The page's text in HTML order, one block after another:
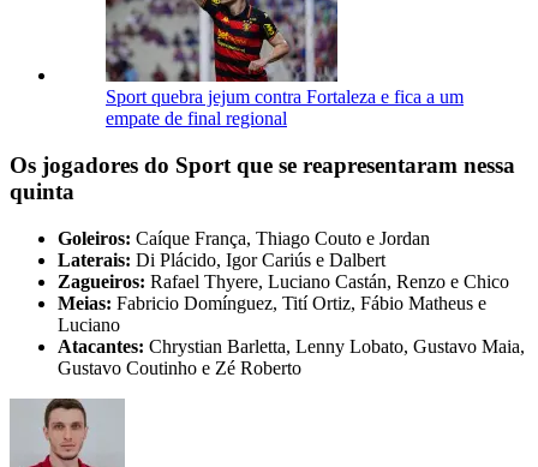
Sport quebra jejum contra Fortaleza e fica a um
empate de final regional
Os jogadores do Sport que se reapresentaram nessa
quinta
Goleiros: Caíque França, Thiago Couto e Jordan
Laterais: Di Plácido, Igor Cariús e Dalbert
Zagueiros: Rafael Thyere, Luciano Castán, Renzo e Chico
Meias: Fabricio Domínguez, Tití Ortiz, Fábio Matheus e
Luciano
Atacantes: Chrystian Barletta, Lenny Lobato, Gustavo Maia,
Gustavo Coutinho e Zé Roberto